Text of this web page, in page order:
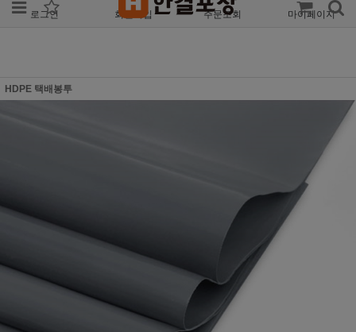
로그인 회원가입 주문조회 마이페이지
HDPE 택배봉투